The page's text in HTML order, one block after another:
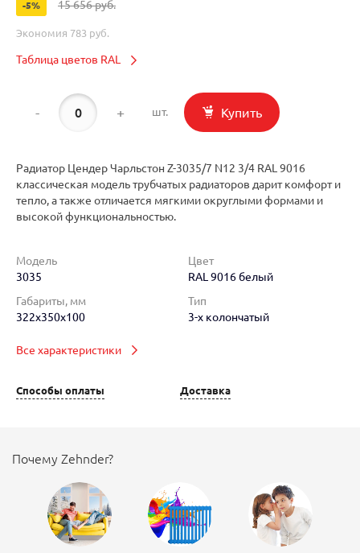
-5% 15 656 руб.
Экономия 783 руб.
Таблица цветов RAL
- + шт. Купить
Радиатор Цендер Чарльстон Z-3035/7 N12 3/4 RAL 9016
классическая модель трубчатых радиаторов дарит комфорт и
тепло, а также отличается мягкими округлыми формами и
высокой функциональностью.
Модель
3035
Цвет
RAL 9016 белый
Габариты, мм
322x350x100
Тип
3-х колончатый
Все характеристики
Способы оплаты Доставка
Почему Zehnder?